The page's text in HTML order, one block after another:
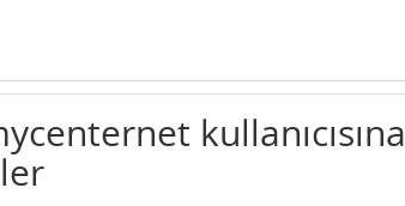
kullanıcısına